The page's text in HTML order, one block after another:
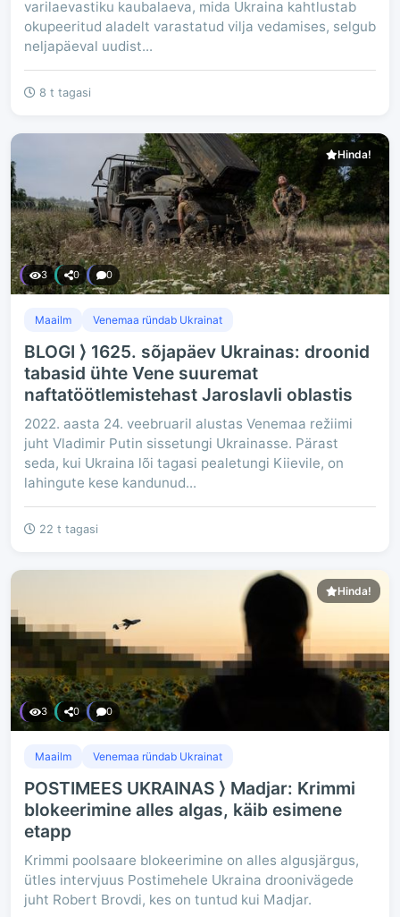
varilaevastiku kaubalaeva, mida Ukraina kahtlustab
okupeeritud aladelt varastatud vilja vedamises, selgub
neljapäeval uudist...
8 t tagasi
Hinda!
3 0 0
Maailm Venemaa ründab Ukrainat
BLOGI ⟩ 1625. sõjapäev Ukrainas: droonid
tabasid ühte Vene suuremat
naftatöötlemistehast Jaroslavli oblastis
2022. aasta 24. veebruaril alustas Venemaa režiimi
juht Vladimir Putin sissetungi Ukrainasse. Pärast
seda, kui Ukraina lõi tagasi pealetungi Kiievile, on
lahingute kese kandunud...
22 t tagasi
Hinda!
3 0 0
Maailm Venemaa ründab Ukrainat
POSTIMEES UKRAINAS ⟩ Madjar: Krimmi
blokeerimine alles algas, käib esimene
etapp
Krimmi poolsaare blokeerimine on alles algusjärgus,
ütles intervjuus Postimehele Ukraina droonivägede
juht Robert Brovdi, kes on tuntud kui Madjar.